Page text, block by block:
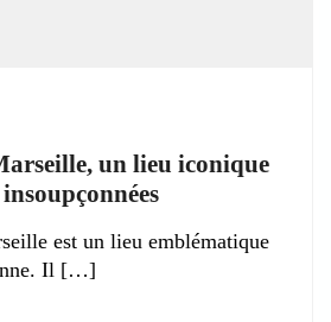
un lieu iconique
est un lieu emblématique
Il